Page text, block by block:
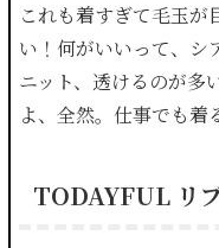
これも着すぎて毛玉が
い！何がいいって、シ
ニット、透けるのが多
よ、全然。仕事でも着
TODAYFUL リ